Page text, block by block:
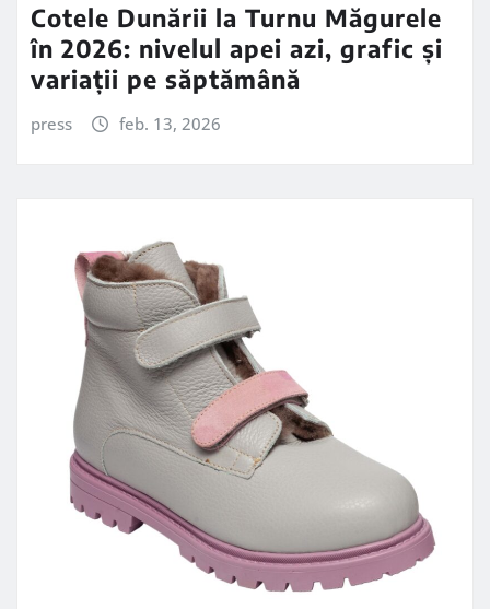
Cotele Dunării la Turnu Măgurele
în 2026: nivelul apei azi, grafic și
variații pe săptămână
press feb. 13, 2026